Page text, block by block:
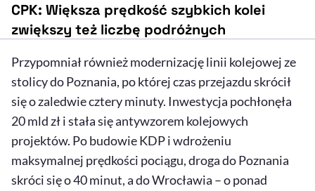
CPK: Większa prędkość szybkich kolei
zwiększy też liczbę podróżnych
Przypomniał również modernizację linii kolejowej ze
stolicy do Poznania, po której czas przejazdu skrócił
się o zaledwie cztery minuty. Inwestycja pochłonęła
20 mld zł i stała się antywzorem kolejowych
projektów. Po budowie KDP i wdrożeniu
maksymalnej prędkości pociągu, droga do Poznania
skróci się o 40 minut, a do Wrocławia – o ponad